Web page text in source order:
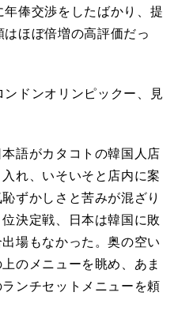
年俸交渉をしたばかり、提
はほぼ倍増の高評価だっ
ンドンオリンピックー、見
語がカタコトの韓国人店
れ、いそいそと店内に案
ずかしさと苦みが混ざり
決定戦、日本は韓国に敗
場もなかった。奥の空い
のメニューを眺め、あま
ンチセットメニューを頼